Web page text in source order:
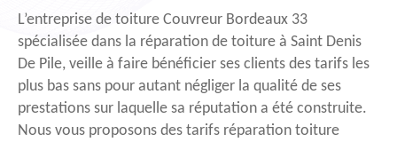
L’entreprise de toiture Couvreur Bordeaux 33
spécialisée dans la réparation de toiture à Saint Denis
De Pile, veille à faire bénéficier ses clients des tarifs les
plus bas sans pour autant négliger la qualité de ses
prestations sur laquelle sa réputation a été construite.
Nous vous proposons des tarifs réparation toiture